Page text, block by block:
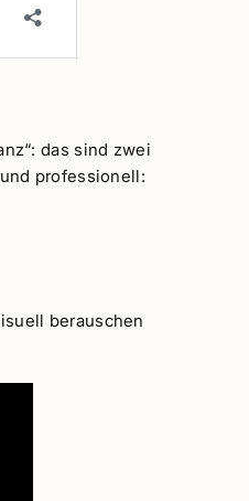
das sind zwei
professionell:
berauschen